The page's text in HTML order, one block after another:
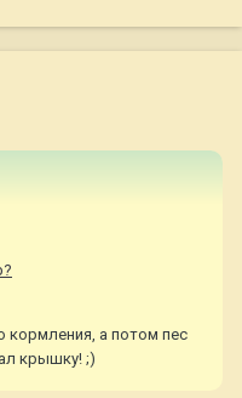
кормления, а потом пес
крышку! ;)